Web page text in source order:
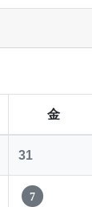
金
31
7